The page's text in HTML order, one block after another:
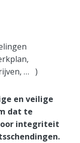
… )
en veilige
dat te
integriteit